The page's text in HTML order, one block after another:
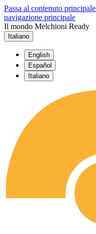
Passa al contenuto principale
navigazione principale
Il mondo Melchioni Ready
Italiano
English
Español
Italiano